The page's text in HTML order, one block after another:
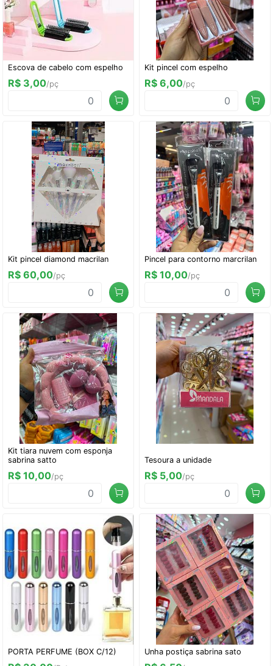
Escova de cabelo com espelho
R$ 3,00/pç
Kit pincel com espelho
R$ 6,00/pç
Kit pincel diamond macrilan
R$ 60,00/pç
Pincel para contorno marcrilan
R$ 10,00/pç
Kit tiara nuvem com esponja
sabrina satto
R$ 10,00/pç
Tesoura a unidade
R$ 5,00/pç
PORTA PERFUME (BOX C/12) Unha postiça sabrina sato